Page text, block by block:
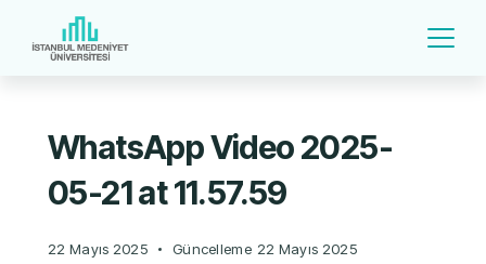
WhatsApp Video 2025-
05-21 at 11.57.59
22 Mayıs 2025 Güncelleme 22 Mayıs 2025